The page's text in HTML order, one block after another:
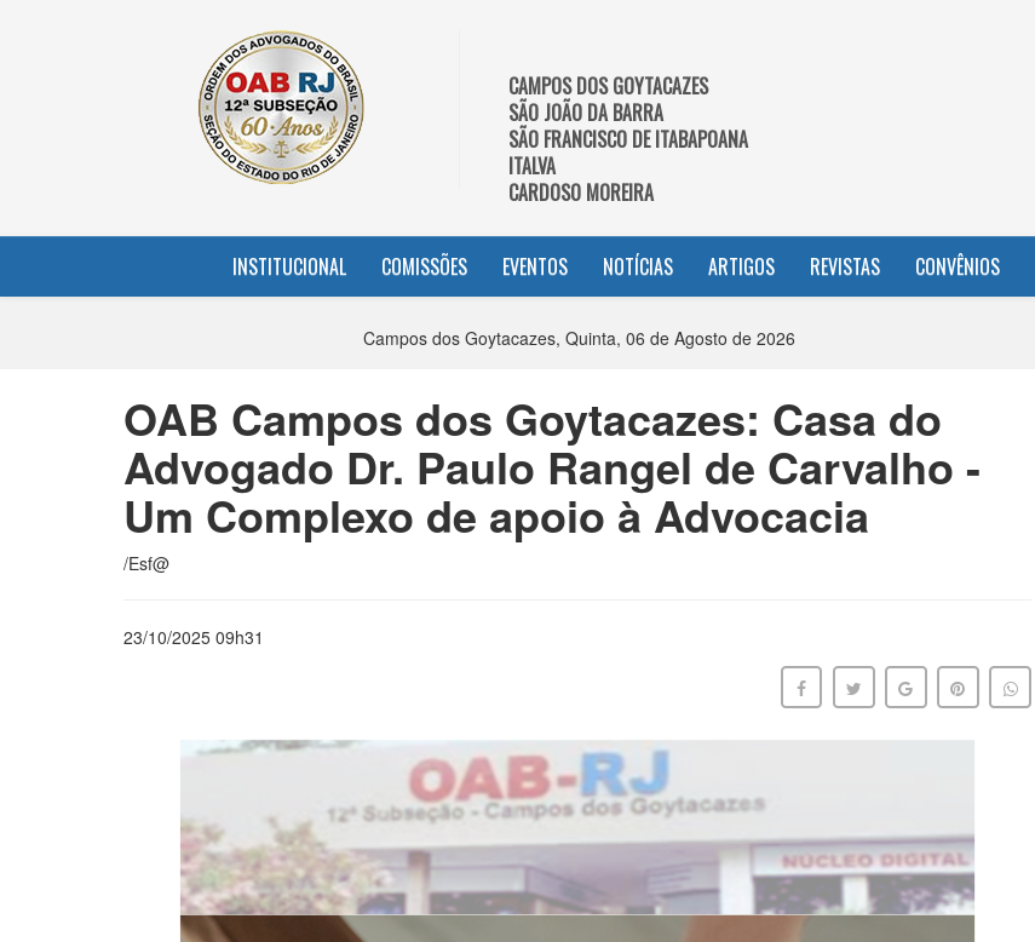
CAMPOS DOS GOYTACAZES
SÃO JOÃO DA BARRA
SÃO FRANCISCO DE ITABAPOANA
ITALVA
CARDOSO MOREIRA
INSTITUCIONAL COMISSÕES EVENTOS NOTÍCIAS ARTIGOS REVISTAS CONVÊNIOS
Campos dos Goytacazes, Quinta, 06 de Agosto de 2026
OAB Campos dos Goytacazes: Casa do
Advogado Dr. Paulo Rangel de Carvalho -
Um Complexo de apoio à Advocacia
/Esf@
23/10/2025 09h31